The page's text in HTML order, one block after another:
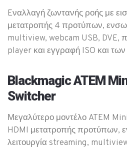
Eναλλαγή ζωντανής ροής με
μετατροπής 4 προτύπων,
multiview, webcam USB, DVE,
player και εγγραφή ISO και
Blackmagic ATEM
Switcher
Μεγαλύτερο μοντέλο ATEM
HDMI μετατροπής προτύπων,
λειτουργία streaming,